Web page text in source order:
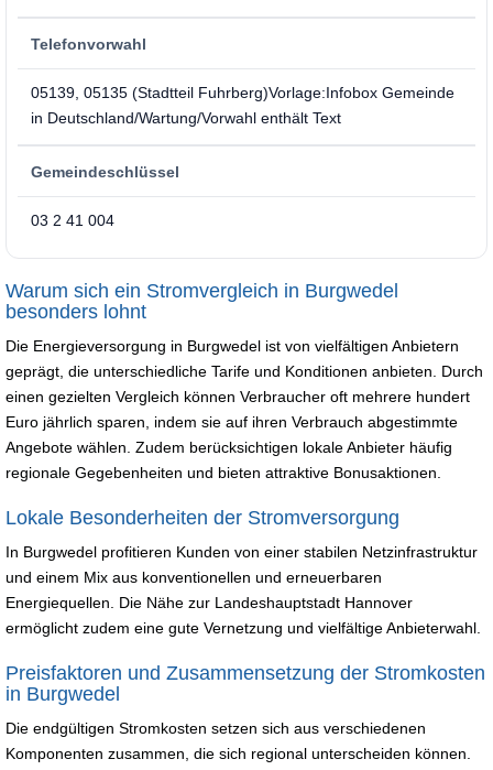
Telefonvorwahl
05139, 05135 (Stadtteil Fuhrberg)Vorlage:Infobox Gemeinde
in Deutschland/Wartung/Vorwahl enthält Text
Gemeindeschlüssel
03 2 41 004
Warum sich ein Stromvergleich in Burgwedel
besonders lohnt
Die Energieversorgung in Burgwedel ist von vielfältigen Anbietern
geprägt, die unterschiedliche Tarife und Konditionen anbieten. Durch
einen gezielten Vergleich können Verbraucher oft mehrere hundert
Euro jährlich sparen, indem sie auf ihren Verbrauch abgestimmte
Angebote wählen. Zudem berücksichtigen lokale Anbieter häufig
regionale Gegebenheiten und bieten attraktive Bonusaktionen.
Lokale Besonderheiten der Stromversorgung
In Burgwedel profitieren Kunden von einer stabilen Netzinfrastruktur
und einem Mix aus konventionellen und erneuerbaren
Energiequellen. Die Nähe zur Landeshauptstadt Hannover
ermöglicht zudem eine gute Vernetzung und vielfältige Anbieterwahl.
Preisfaktoren und Zusammensetzung der Stromkosten
in Burgwedel
Die endgültigen Stromkosten setzen sich aus verschiedenen
Komponenten zusammen, die sich regional unterscheiden können.